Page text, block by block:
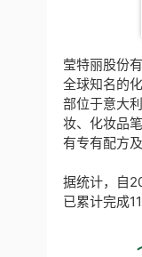
莹特丽股份
全球知名的
部位于意大
妆、化妆品
有专有配方及
据统计，自
已累计完成